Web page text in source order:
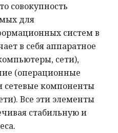
совокупность
для
систем в
в себя аппаратное
сети),
(операционные
сетевые компоненты
Все эти элементы
стабильную и